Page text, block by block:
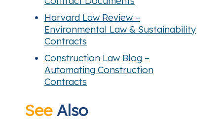
Harvard Law Review –
Environmental Law & Sustainability
Contracts
Construction Law Blog –
Automating Construction
Contracts
SeeAlso